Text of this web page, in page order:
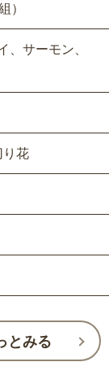
）
、サーモン、
り花
とみる